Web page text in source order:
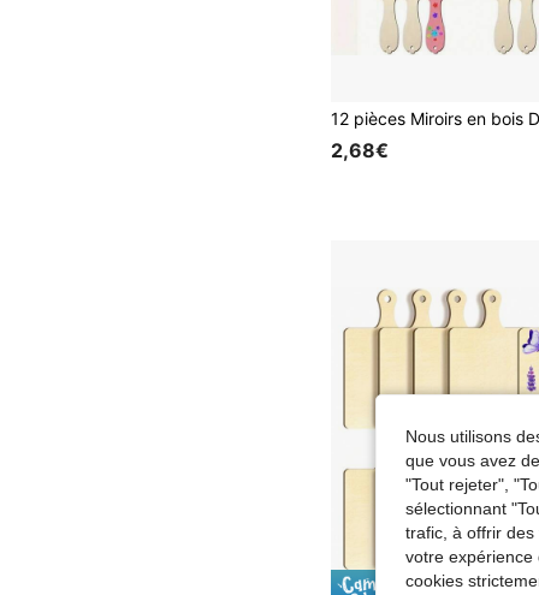
2,68€
Nous utilisons
que vous avez
"Tout rejeter",
sélectionnant
trafic, à offrir
votre expérience
cookies